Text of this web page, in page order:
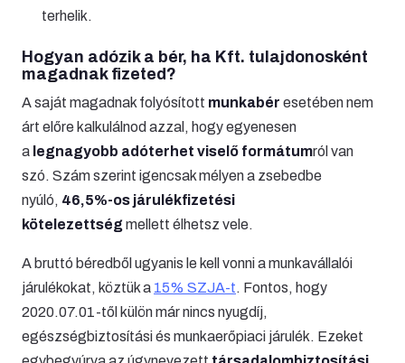
terhelik.
Hogyan adózik a bér, ha Kft. tulajdonosként
magadnak fizeted?
A saját magadnak folyósított munkabér esetében nem
árt előre kalkulálnod azzal, hogy egyenesen
a legnagyobb adóterhet viselő formátumról van
szó. Szám szerint igencsak mélyen a zsebedbe
nyúló, 46,5%-os járulékfizetési
kötelezettségmellett élhetsz vele.
A bruttó béredből ugyanis le kell vonni a munkavállalói
járulékokat, köztük a 15% SZJA-t. Fontos, hogy
2020.07.01-től külön már nincs nyugdíj,
egészségbiztosítási és munkaerőpiaci járulék. Ezeket